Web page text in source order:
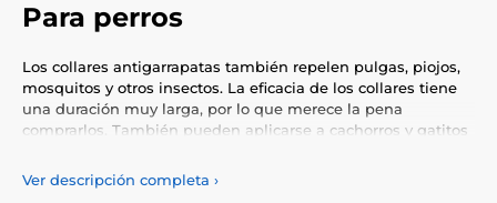
Para perros
Los collares antigarrapatas también repelen pulgas, piojos,
mosquitos y otros insectos. La eficacia de los collares tiene
una duración muy larga, por lo que merece la pena
comprarlos. También pueden aplicarse a cachorros y gatitos
Ver descripción completa ›